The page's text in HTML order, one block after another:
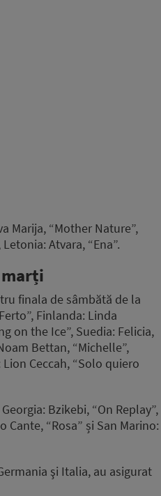
Marija, “Mother Nature”,
Atvara, “Ena”.
marți
finala de sâmbătă de la
Finlanda: Linda
on the Ice”, Suedia: Felicia,
Bettan, “Michelle”,
Ceccah, “Solo quiero
Bzikebi, “On Replay”,
“Rosa” și San Marino:
şi Italia, au asigurat